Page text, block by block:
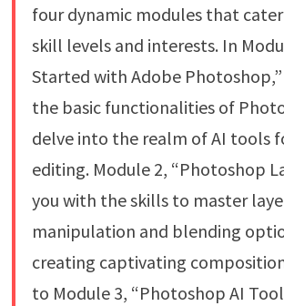
four dynamic modules that
skill levels and interests. In
Started with Adobe
the basic functionalities of
delve into the realm of AI tools
editing. Module 2, “Photoshop
you with the skills to master
manipulation and blending
creating captivating
to Module 3, “Photoshop AI